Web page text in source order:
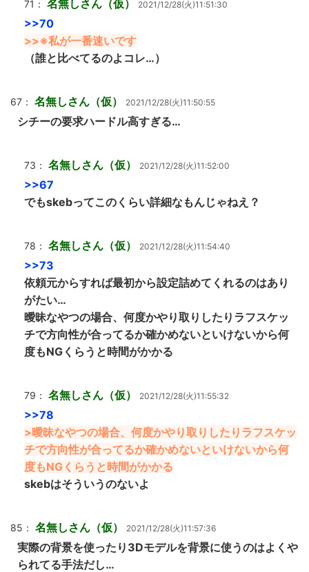
71： 名無しさん（仮） 2021/12/28(火)11:51:30
>>70
>>※私が一番速いです
（誰と比べてるのよコレ…）
67： 名無しさん（仮） 2021/12/28(火)11:50:55
シチーの要求ハードル高すぎる…
73： 名無しさん（仮） 2021/12/28(火)11:52:00
>>67
でもskebってこのくらい詳細なもんじゃねえ？
78： 名無しさん（仮） 2021/12/28(火)11:54:40
>>73
依頼元からすれば最初から設定詰めてくれるのはあり
がたい…
曖昧なやつの場合、何度かやり取りしたりラフスケッ
チで方向性が合ってるか確かめないといけないから何
度もNGくらうと時間がかかる
79： 名無しさん（仮） 2021/12/28(火)11:55:32
>>78
>曖昧なやつの場合、何度かやり取りしたりラフスケッ
チで方向性が合ってるか確かめないといけないから何
度もNGくらうと時間がかかる
skebはそういうのないよ
85： 名無しさん（仮） 2021/12/28(火)11:57:36
実際の背景を使ったり3Dモデルを背景に使うのはよくや
られてる手法だし…